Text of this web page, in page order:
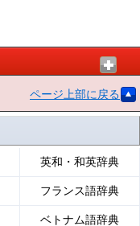
ページ上部に戻る
英和・和英辞典
フランス語辞典
ベトナム語辞典